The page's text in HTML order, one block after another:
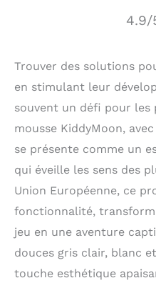
4.9/
Trouver des solutions
en stimulant leur
souvent un défi pour les
mousse KiddyMoon,
se présente comme un
qui éveille les sens des
Union Européenne, ce
fonctionnalité,
jeu en une aventure
douces gris clair, blanc
touche esthétique